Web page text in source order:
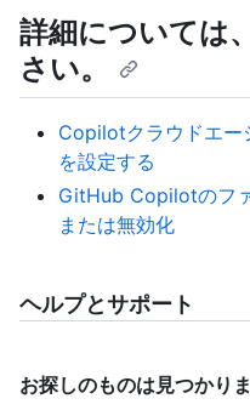
詳細については
さい。
Copilotクラウドエー
を設定する
GitHub Copilotのフ
または無効化
ヘルプとサポート
お探しのものは見つかり